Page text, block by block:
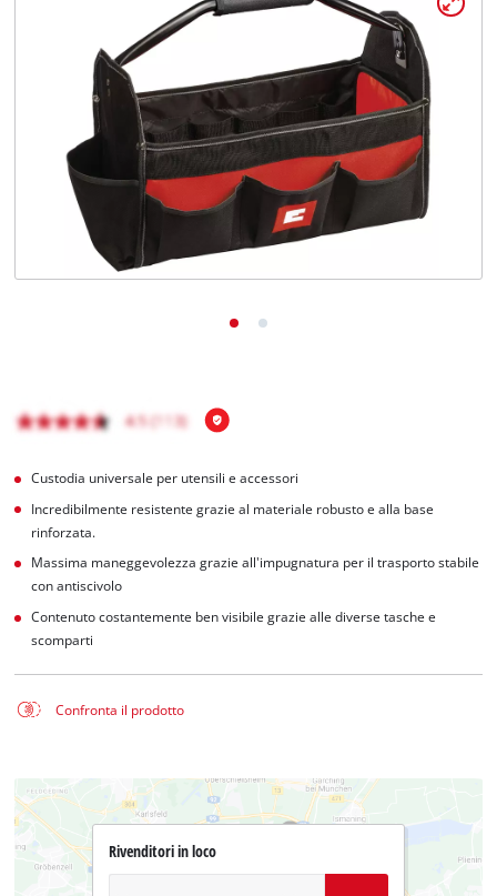
Italiano
English
Custodia universale per utensili e accessori
Incredibilmente resistente grazie al materiale robusto e alla base
rinforzata.
Massima maneggevolezza grazie all'impugnatura per il trasporto stabile
con antiscivolo
Contenuto costantemente ben visibile grazie alle diverse tasche e
scomparti
Confronta il prodotto
Rivenditori in loco